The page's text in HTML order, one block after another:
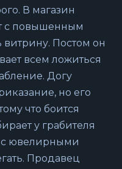
В магазин
с повышенным
Постом он
всем ложиться
Догу
но его
что боится
у грабителя
с ювелирными
Продавец